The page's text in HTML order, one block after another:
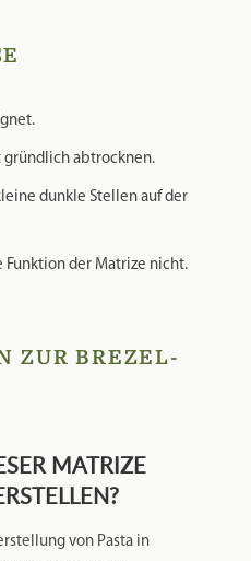
gründlich abtrocknen.
dunkle Stellen auf der
der Matrize nicht.
ZUR BREZEL-
MATRIZE
von Pasta in